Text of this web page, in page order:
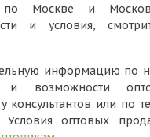
по Москве и
и условия,
информацию по
и возможности
у консультантов или по
Условия оптовых